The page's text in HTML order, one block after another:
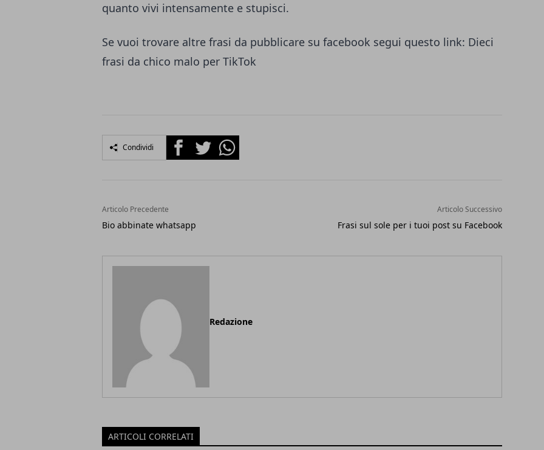
quanto vivi intensamente e stupisci.
Se vuoi trovare altre frasi da pubblicare su facebook segui questo link: Dieci
frasi da chico malo per TikTok
Condividi FacebookTwitterWhatsapp
Articolo Precedente
Bio abbinate whatsapp
Articolo Successivo
Frasi sul sole per i tuoi post su Facebook
Redazione
ARTICOLI CORRELATI